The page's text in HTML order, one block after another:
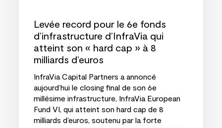
milliards
d’euros
Levée record pour le 6e fonds
d’infrastructure d’InfraVia qui
atteint son « hard cap » à 8
milliards d’euros
InfraVia Capital Partners a annoncé
aujourd’hui le closing final de son 6e
millésime infrastructure, InfraVia European
Fund VI, qui atteint son hard cap de 8
milliards d’euros, soutenu par la forte